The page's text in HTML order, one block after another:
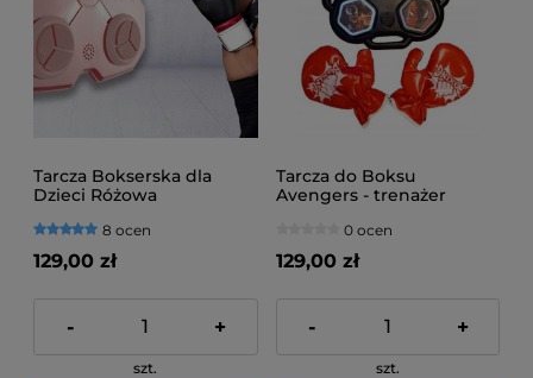
Tarcza Bokserska dla
Dzieci Różowa
8 ocen
129,00 zł
- +
szt.
Tarcza do Boksu
Avengers - trenażer
0 ocen
129,00 zł
- +
szt.